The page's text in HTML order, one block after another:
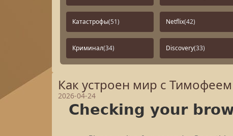
Катастрофы(51) Netflix(42)
Криминал(34) Discovery(33)
Как устроен мир с
2026-04-24